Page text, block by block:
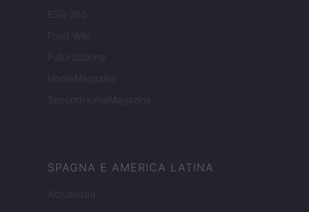
ESG 365
Food Wiki
FuturoDonna
HomeMagazine
SecondHomeMagazine
SPAGNA E AMERICA LATINA
Actualidad